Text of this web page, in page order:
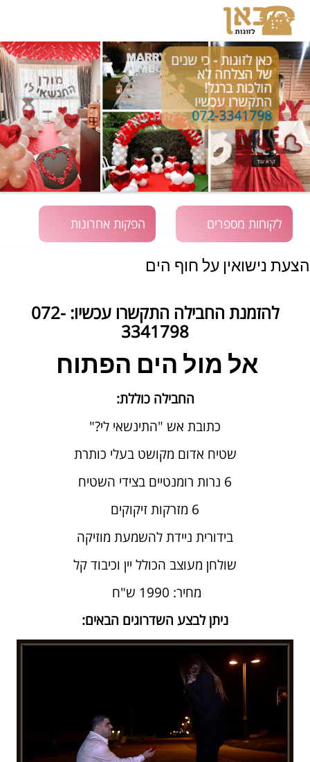
כאן לזוגות - כי שנים
של הצלחה לא
הולכות ברגל!
התקשרו עכשיו
072-3341798
קרא עוד
לקוחות מספרים הפקות אחרונות
הצעת נישואין על חוף הים
להזמנת החבילה התקשרו עכשיו: 072-
3341798
אל מול הים הפתוח
החבילה כוללת:
כתובת אש "התינשאי לי?"
שטיח אדום מקושט בעלי כותרת
6 נרות רומנטיים בצידי השטיח
6 מזרקות זיקוקים
בידורית ניידת להשמעת מוזיקה
שולחן מעוצב הכולל יין וכיבוד קל
מחיר: 1990 ש"ח
ניתן לבצע השדרוגים הבאים: